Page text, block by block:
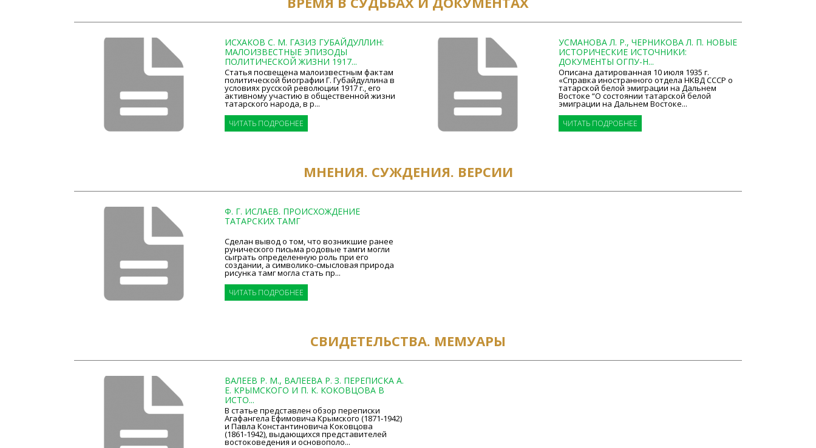
ИСХАКОВ С. М. ГАЗИЗ ГУБАЙДУЛЛИН:
МАЛОИЗВЕСТНЫЕ ЭПИЗОДЫ
ПОЛИТИЧЕСКОЙ ЖИЗНИ 1917...
Статья посвещена малоизвестным фактам
политической биографии Г. Губайдуллина в
условиях русской революции 1917 г., его
активному участию в общественной жизни
татарского народа, в р...
ЧИТАТЬ ПОДРОБНЕЕ
УСМАНОВА Л. Р., ЧЕРНИКОВА Л. П. НОВЫЕ
ИСТОРИЧЕСКИЕ ИСТОЧНИКИ:
ДОКУМЕНТЫ ОГПУ-Н...
Описана датированная 10 июля 1935 г.
«Справка иностранного отдела НКВД СССР о
татарской белой эмиграции на Дальнем
Востоке “О состоянии татарской белой
эмиграции на Дальнем Востоке...
ЧИТАТЬ ПОДРОБНЕЕ
МНЕНИЯ. СУЖДЕНИЯ. ВЕРСИИ
Ф. Г. ИСЛАЕВ. ПРОИСХОЖДЕНИЕ
ТАТАРСКИХ ТАМГ
Сделан вывод о том, что возникшие ранее
рунического письма родовые тамги могли
сыграть определенную роль при его
создании, а символико-смысловая природа
рисунка тамг могла стать пр...
ЧИТАТЬ ПОДРОБНЕЕ
СВИДЕТЕЛЬСТВА. МЕМУАРЫ
ВАЛЕЕВ Р. М., ВАЛЕЕВА Р. З. ПЕРЕПИСКА А.
Е. КРЫМСКОГО И П. К. КОКОВЦОВА В
ИСТО...
В статье представлен обзор переписки
Агафангела Ефимовича Крымского (1871‑1942)
и Павла Константиновича Коковцова
(1861‑1942), выдающихся представителей
востоковедения и основополо...